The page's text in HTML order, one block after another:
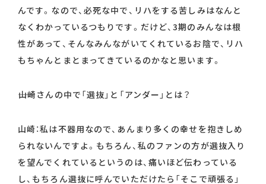
んです。なので、必死な中で、リハをする苦しみはなんと
なくわかっているつもりです。だけど、3期のみんなは根
性があって、そんなみんながいてくれているお陰で、リハ
もちゃんとまとまってきているのかなと思います。
――山崎さんの中で「選抜」と「アンダー」とは？
山崎：私は不器用なので、あんまり多くの幸せを抱きしめ
られないんですよ。もちろん、私のファンの方が選抜入り
を望んでくれているというのは、痛いほど伝わっている
し、もちろん選抜に呼んでいただけたら「そこで頑張る」